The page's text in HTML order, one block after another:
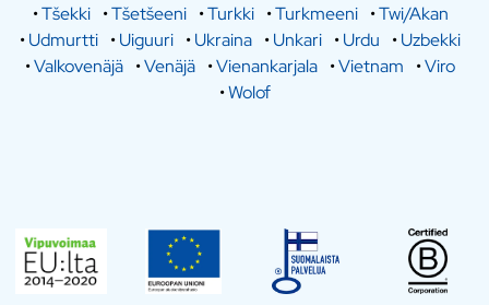
•Tšekki •Tšetšeeni •Turkki •Turkmeeni •Twi/Akan
•Udmurtti •Uiguuri •Ukraina •Unkari •Urdu •Uzbekki
•Valkovenäjä •Venäjä •Vienankarjala •Vietnam •Viro
•Wolof